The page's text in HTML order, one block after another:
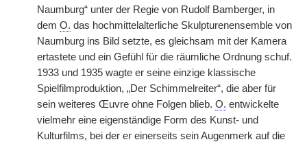
Naumburg“ unter der Regie von Rudolf Bamberger, in
dem O. das hochmittelalterliche Skulpturenensemble von
Naumburg ins Bild setzte, es gleichsam mit der Kamera
ertastete und ein Gefühl für die räumliche Ordnung schuf.
1933 und 1935 wagte er seine einzige klassische
Spielfilmproduktion, „Der Schimmelreiter“, die aber für
sein weiteres Œuvre ohne Folgen blieb. O. entwickelte
vielmehr eine eigenständige Form des Kunst- und
Kulturfilms, bei der er einerseits sein Augenmerk auf die